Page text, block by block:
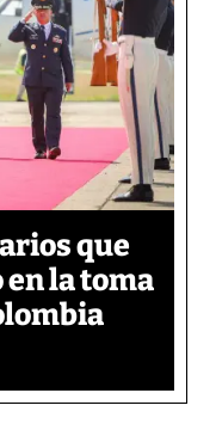
que
la toma